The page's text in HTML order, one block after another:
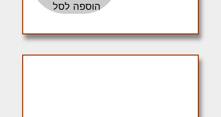
הוספה לסל